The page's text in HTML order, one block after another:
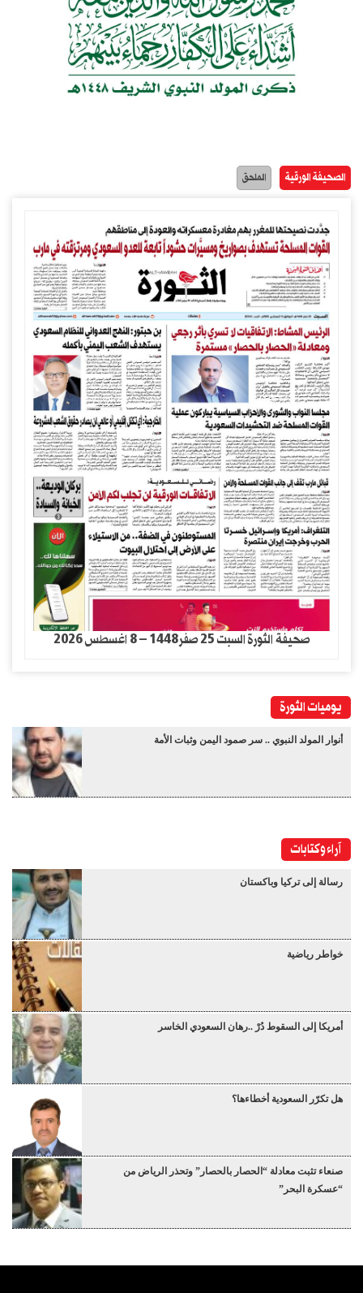
الصحيفة الورقية الملحق
صحيفة الثورة السبت 25 صفر1448 – 8 اغسطس 2026
يوميات الثورة
أنوار المولد النبوي .. سر صمود اليمن وثبات الأمة
آراء وكتابات
رسالة إلى تركيا وباكستان
خواطر رياضية
أمريكا إلى السقوط دُرْ ..رهان السعودي الخاسر
هل تكرّر السعودية أخطاءها؟
صنعاء تثبت معادلة “الحصار بالحصار” وتحذر الرياض من
“عسكرة البحر”